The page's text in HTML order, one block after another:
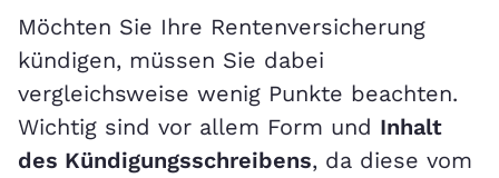
Möchten Sie Ihre Rentenversicherung
kündigen, müssen Sie dabei
vergleichsweise wenig Punkte beachten.
Wichtig sind vor allem Form und Inhalt
des Kündigungsschreibens, da diese vom